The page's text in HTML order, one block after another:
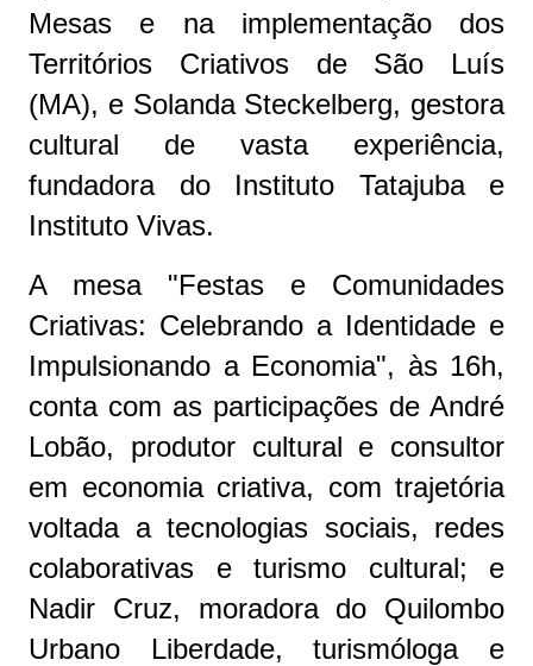
Mesas e na implementação dos
Territórios Criativos de São Luís
(MA), e Solanda Steckelberg, gestora
cultural de vasta experiência,
fundadora do Instituto Tatajuba e
Instituto Vivas.
A mesa "Festas e Comunidades
Criativas: Celebrando a Identidade e
Impulsionando a Economia", às 16h,
conta com as participações de André
Lobão, produtor cultural e consultor
em economia criativa, com trajetória
voltada a tecnologias sociais, redes
colaborativas e turismo cultural; e
Nadir Cruz, moradora do Quilombo
Urbano Liberdade, turismóloga e